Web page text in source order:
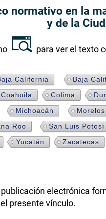
normativo en la
y de la
para ver el texto
California Baja
Coahuila
Colima
Michoacán
Morelos
Roo
San Luis Potosí
Yucatán
Zacatecas
electrónica
presente vínculo.